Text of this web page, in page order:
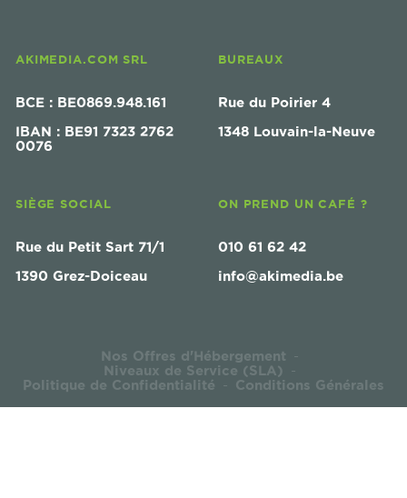
AKIMEDIA.COM SRL
BCE : BE0869.948.161
IBAN : BE91 7323 2762
0076
BUREAUX
Rue du Poirier 4
1348 Louvain-la-Neuve
SIÈGE SOCIAL
Rue du Petit Sart 71/1
1390 Grez-Doiceau
ON PREND UN CAFÉ ?
010 61 62 42
info@akimedia.be
Nos Offres d'Hébergement -
Niveaux de Service (SLA) -
Politique de Confidentialité - Conditions Générales